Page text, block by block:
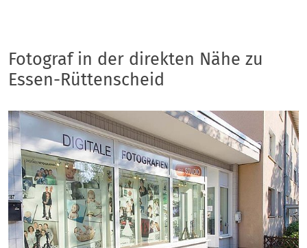
Fotograf in der direkten Nähe zu
Essen-Rüttenscheid